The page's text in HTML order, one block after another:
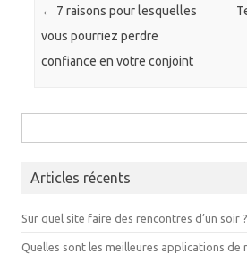
Navigation des articles
← 7 raisons pour lesquelles
vous pourriez perdre
confiance en votre conjoint
Articles récents
Sur quel site faire des rencontres d’un soir ?
Quelles sont les meilleures applications de